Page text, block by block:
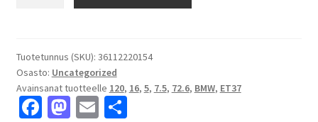
(with
BMW
logo)
7.5x16"
Tuotetunnus (SKU): 36112220154
Osasto: Uncategorized
Avainsanat tuotteelle 120, 16, 5, 7.5, 72.6, BMW, ET37
Fa M E S